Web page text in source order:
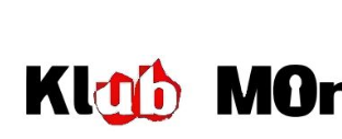
to
content